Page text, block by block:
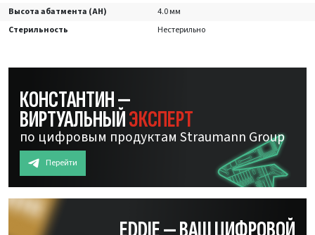
Высота абатмента (AH)
4.0 мм
Стерильность
Нестерильно
КОНСТАНТИН —
ВИРТУАЛЬНЫЙЭКСПЕРТ
по цифровым продуктам Straumann Group
Перейти